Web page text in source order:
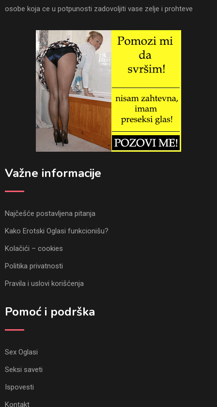
osobe koja ce u potpunosti zadovoljiti vase zelje i prohteve
Važne informacije
Najčešće postavljena pitanja
Kako Erotski Oglasi funkcionišu?
Kolačići – cookies
Politika privatnosti
Pravila i uslovi korišćenja
Pomoć i podrška
Sex Oglasi
Seksi saveti
Ispovesti
Kontakt